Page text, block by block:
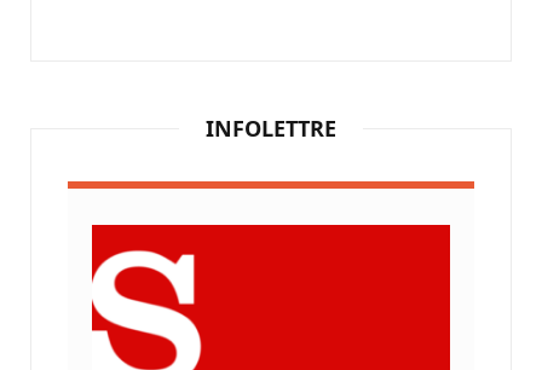
INFOLETTRE